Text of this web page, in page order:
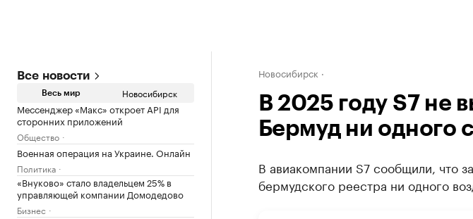
Все новости
Весь мир Новосибирск
Мессенджер «Макс» откроет API для
сторонних приложений
Общество
Военная операция на Украине. Онлайн
Политика
«Внуково» стало владельцем 25% в
управляющей компании Домодедово
Бизнес
Новосибирск
В 2025 году S7 не
Бермуд ни одного
В авиакомпании S7 сообщили, что
бермудского реестра ни одного